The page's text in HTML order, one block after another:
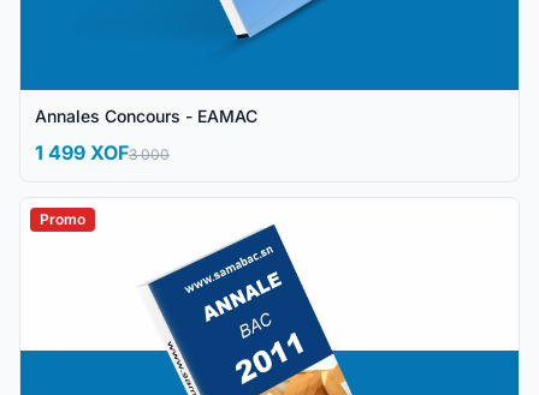
Annales Concours - EAMAC
1 499 XOF3 000
Promo